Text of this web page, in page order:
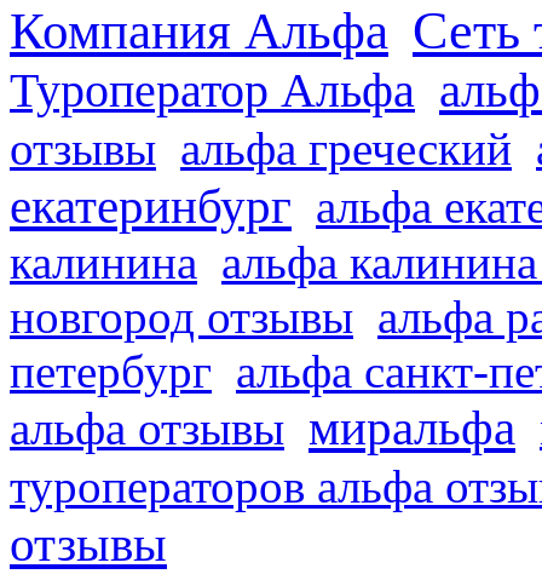
Компания Альфа Сеть
Туроператор Альфа
отзывы альфа греческий
екатеринбург альфа
калинина альфа
новгород отзывы альфа
петербург альфа санкт-
альфа отзывы миральфа
туроператоров альфа
отзывы